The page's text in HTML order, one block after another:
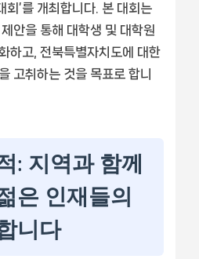
회’를 개최합니다. 본 대회는
안을 통해 대학생 및 대학원
하고, 전북특별자치도에 대한
고취하는 것을 목표로 합니
: 지역과 함께
은 인재들의
니다